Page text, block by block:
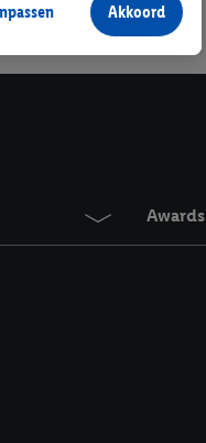
Awards
producten waarin je
winkel te plaatsen
van jouw gehashte e-
jou kunnen worden
en vergelijkbare
Meer informatie,
moment in te
Akkoord